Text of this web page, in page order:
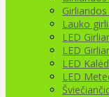
Lauko
LED
LED
LED
LED